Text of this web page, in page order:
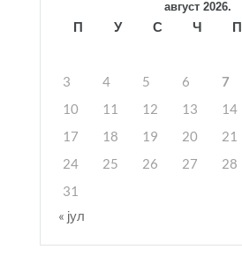
август 2026.
П У С Ч П
3
4 5 6 7
10
11 12 13 14
17
18 19 20 21
24
25 26 27 28
31
« јул